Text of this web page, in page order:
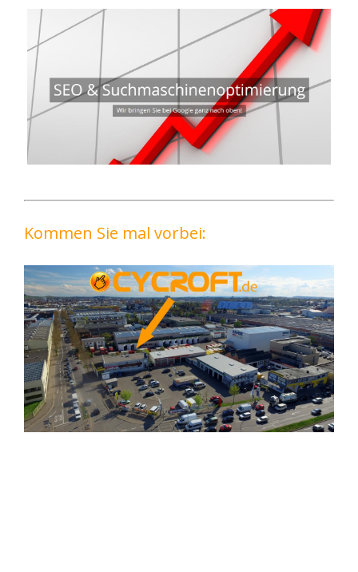
Kommen Sie mal vorbei: